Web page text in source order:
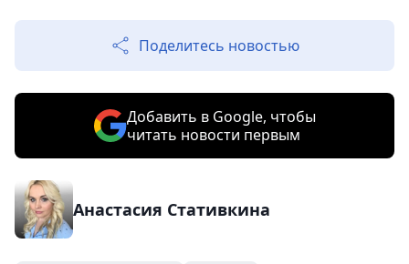
Поделитесь новостью
Добавить в Google, чтобы
читать новости первым
Анастасия Стативкина